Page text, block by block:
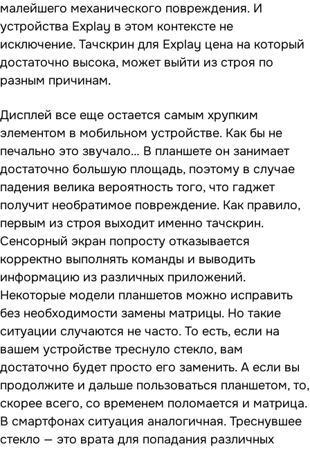
малейшего механического повреждения. И
устройства Explay в этом контексте не
исключение. Тачскрин для Explay цена на который
достаточно высока, может выйти из строя по
разным причинам.
Дисплей все еще остается самым хрупким
элементом в мобильном устройстве. Как бы не
печально это звучало… В планшете он занимает
достаточно большую площадь, поэтому в случае
падения велика вероятность того, что гаджет
получит необратимое повреждение. Как правило,
первым из строя выходит именно тачскрин.
Сенсорный экран попросту отказывается
корректно выполнять команды и выводить
информацию из различных приложений.
Некоторые модели планшетов можно исправить
без необходимости замены матрицы. Но такие
ситуации случаются не часто. То есть, если на
вашем устройстве треснуло стекло, вам
достаточно будет просто его заменить. А если вы
продолжите и дальше пользоваться планшетом, то,
скорее всего, со временем поломается и матрица.
В смартфонах ситуация аналогичная. Треснувшее
стекло — это врата для попадания различных